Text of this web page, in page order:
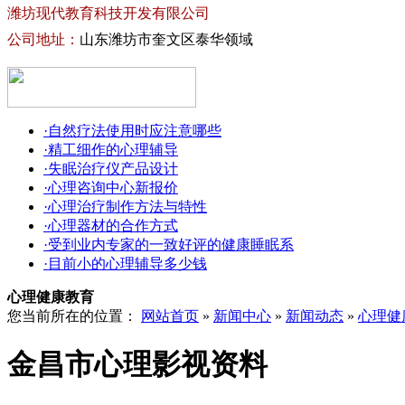
潍坊现代教育科技开发有限公司
公司地址： 山东潍坊市奎文区泰华领域
·自然疗法使用时应注意哪些
·精工细作的心理辅导
·失眠治疗仪产品设计
·心理咨询中心新报价
·心理治疗制作方法与特性
·心理器材的合作方式
·受到业内专家的一致好评的健康睡眠系
·目前小的心理辅导多少钱
心理健康教育
您当前所在的位置：
网站首页 » 新闻中心 » 新闻动态 » 心理健
金昌市心理影视资料